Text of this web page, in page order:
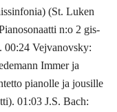
(St. Luken
n:o 2 gis-
Vejvanovsky:
Immer ja
pianolle ja jousille
01:03 J.S. Bach: